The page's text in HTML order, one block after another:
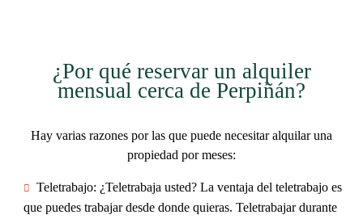
¿Por qué reservar un alquiler
mensual cerca de Perpiñán?
Hay varias razones por las que puede necesitaralquilar una
propiedad por meses:
Teletrabajo: ¿Teletrabaja usted? La ventaja del teletrabajo es
que puedes trabajar desde donde quieras. Teletrabajar durante